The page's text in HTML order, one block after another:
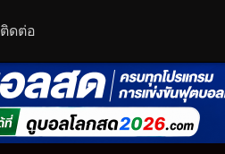
ติดต่อ